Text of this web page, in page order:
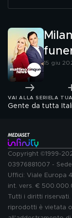
15 giu
VAI ALLA SERIE LA
Gente da tutta
Copyright ©1999-
03976881007 -
Uffici: Viale Europa
int. vers. €
Tutti i diritti
riprodotti è vietata